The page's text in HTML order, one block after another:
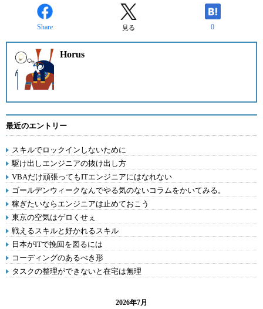
Share 見る 0
Horus
最近のエントリー
スキルでロックインしないために
駆け出しエンジニアの抜け出し方
VBAだけ頑張ってもITエンジニアにはなれない
ゴールデンウィークなんでやる気のないコラムをかいてみる。
稼ぎたいならエンジニアは止めておこう
東京の空気はゲロくせぇ
戦えるスキルと好かれるスキル
日本がITで挽回を図るには
コーディングのあるべき形
タスクの整理ができないと在宅は無理
2026年7月